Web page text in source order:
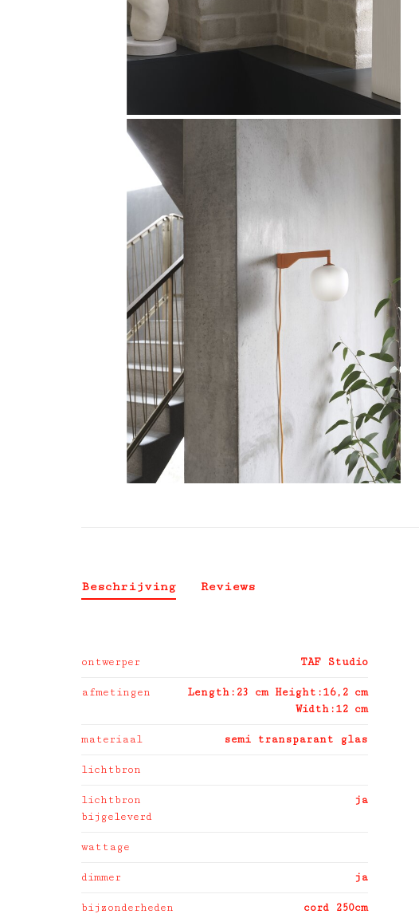
Beschrijving Reviews
ontwerper TAF Studio
afmetingen
Length:23 cm Height:16,2 cm
Width:12 cm
materiaal semi transparant glas
lichtbron
lichtbron
bijgeleverd
ja
wattage
dimmer ja
bijzonderheden cord 250cm